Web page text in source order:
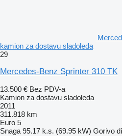
kamion za dostavu sladoleda
29
Mercedes-Benz Sprinter 310 TK
13.500 € Bez PDV-a
Kamion za dostavu sladoleda
2011
311.818 km
Euro 5
Snaga 95.17 k.s. (69.95 kW) Gorivo